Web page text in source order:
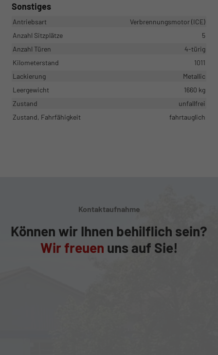
Sonstiges
Antriebsart
Verbrennungsmotor (ICE)
Anzahl Sitzplätze
5
Anzahl Türen
4-türig
Kilometerstand
1011
Lackierung
Metallic
Leergewicht
1660 kg
Zustand
unfallfrei
Zustand, Fahrfähigkeit
fahrtauglich
Kontaktaufnahme
Können wir Ihnen behilflich sein?
Wir freuen uns auf Sie!